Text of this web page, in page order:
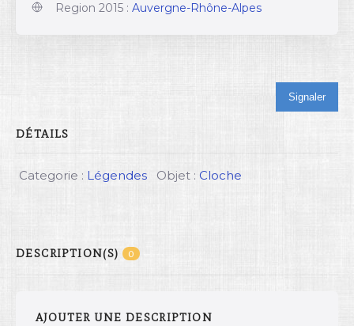
Region 2015 : Auvergne-Rhône-Alpes
Signaler
DÉTAILS
Categorie : Légendes Objet : Cloche
DESCRIPTION(S) 0
AJOUTER UNE DESCRIPTION